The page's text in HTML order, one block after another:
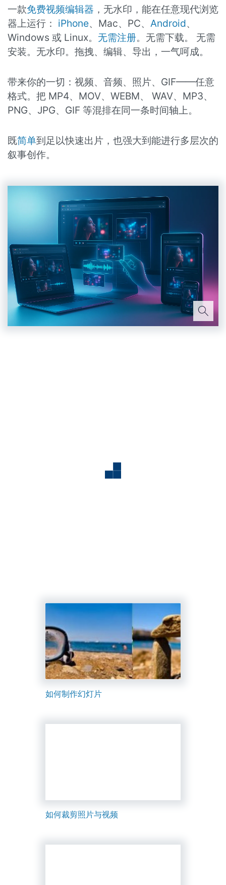
一款免费视频编辑器 ，无水印，能在任意现代浏览
器上运行： iPhone、Mac、PC、 Android、
Windows 或 Linux。 无需注册。无需下载。 无需
安装。无水印。拖拽、编辑、导出，一气呵成。
带来你的一切：视频、音频、照片、GIF——任意
格式。把 MP4、MOV、WEBM、 WAV、MP3、
PNG、JPG、GIF 等混排在同一条时间轴上。
既简单到足以快速出片，也强大到能进行多层次的
叙事创作。
如何制作幻灯片
如何裁剪照片与视频